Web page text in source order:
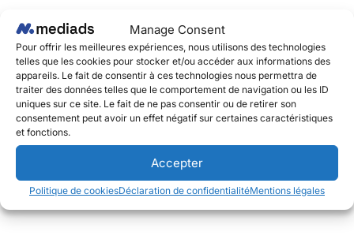
Manage Consent
Pour offrir les meilleures expériences, nous utilisons des technologies
telles que les cookies pour stocker et/ou accéder aux informations des
appareils. Le fait de consentir à ces technologies nous permettra de
traiter des données telles que le comportement de navigation ou les ID
uniques sur ce site. Le fait de ne pas consentir ou de retirer son
consentement peut avoir un effet négatif sur certaines caractéristiques
et fonctions.
Accepter
Politique de cookiesDéclaration de confidentialitéMentions légales